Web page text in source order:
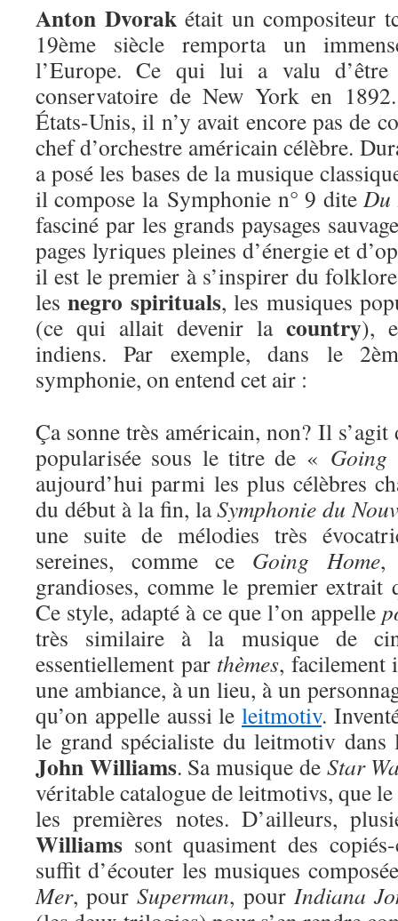
Anton Dvorakétait un compositeur
19ème siècle remporta un
l’Europe. Ce qui lui a valu d’être
conservatoire de New York en
États-Unis, il n’y avait encore pas de
chef d’orchestre américain célèbre.
a posé les bases de la musique
il compose la Symphonie n° 9 diteDu
fasciné par les grands paysages
pages lyriques pleines d’énergie et
il est le premier à s’inspirer du
lesnegro spirituals, les musiques
(ce qui allait devenir la country),
indiens. Par exemple, dans le
symphonie, on entend cet air :
Ça sonne très américain, non? Il
popularisée sous le titre de « Going
aujourd’hui parmi les plus célèbres
du début à la fin, laSymphonie du
une suite de mélodies très
sereines, comme ce Going Home,
grandioses, comme le premier extrait
Ce style, adapté à ce que l’on appelle
très similaire à la musique de
essentiellement par thèmes, facilement
une ambiance, à un lieu, à un
qu’on appelle aussi le leitmotiv.
le grand spécialiste du leitmotiv
John Williams. Sa musique de Star
véritable catalogue de leitmotivs, que
les premières notes. D’ailleurs,
Williams sont quasiment des
suffit d’écouter les musiques
Mer, pourSuperman, pour Indiana